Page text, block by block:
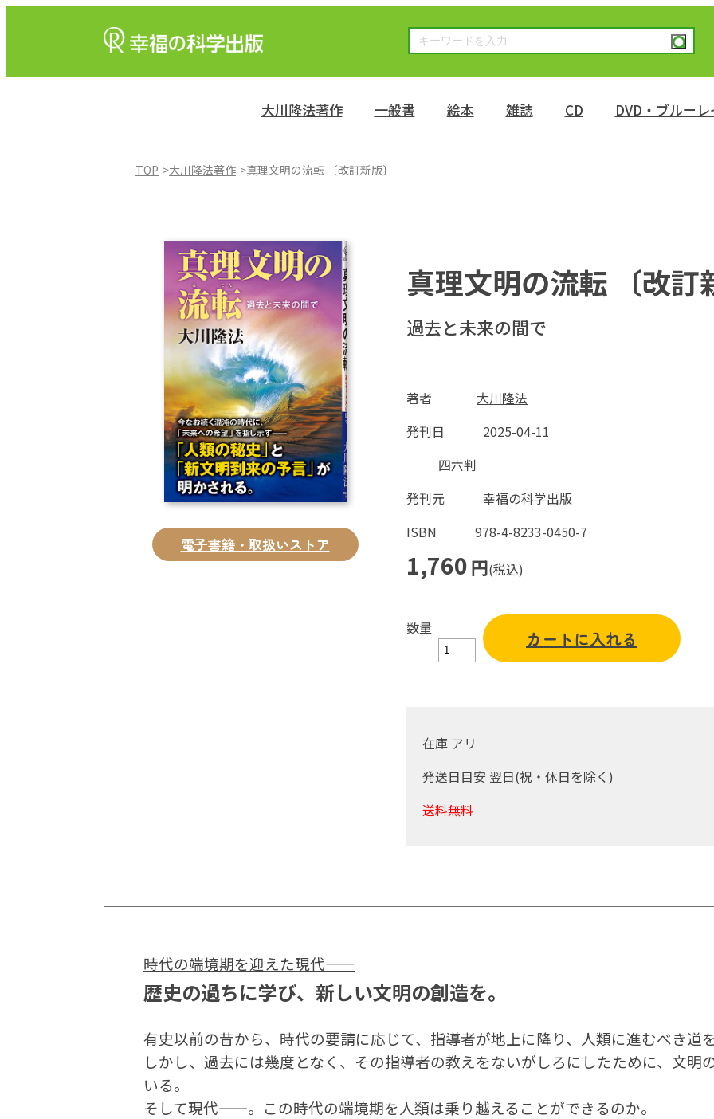
大川隆法著作 一般書 絵本 雑誌 CD DVD・ブルーレ
TOP 大川隆法著作 真理文明の流転 〔改訂新版〕
電子書籍・取扱いストア
真理文明の流転 〔改訂
過去と未来の間で
著者
大川隆法
発刊日
2025-04-11
四六判
発刊元
幸福の科学出版
ISBN
978-4-8233-0450-7
1,760円(税込)
数量
カートに入れる
在庫 アリ
発送日目安 翌日(祝・休日を除く)
送料無料
時代の端境期を迎えた現代——
歴史の過ちに学び、新しい文明の創造を。
有史以前の昔から、時代の要請に応じて、指導者が地上に降り、人類に進むべき道を
しかし、過去には幾度となく、その指導者の教えをないがしろにしたために、文明
いる。
そして現代——。この時代の端境期を人類は乗り越えることができるのか。